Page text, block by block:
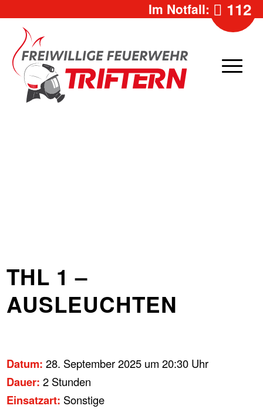
Im Notfall: 112
THL 1 –
AUSLEUCHTEN
Datum: 28. September 2025 um 20:30 Uhr
Dauer: 2 Stunden
Einsatzart: Sonstige